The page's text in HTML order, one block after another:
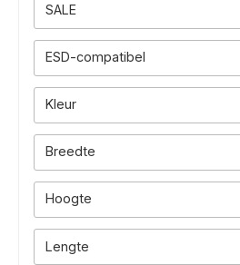
SALE
ESD-compatibel
Kleur
Breedte
Hoogte
Lengte